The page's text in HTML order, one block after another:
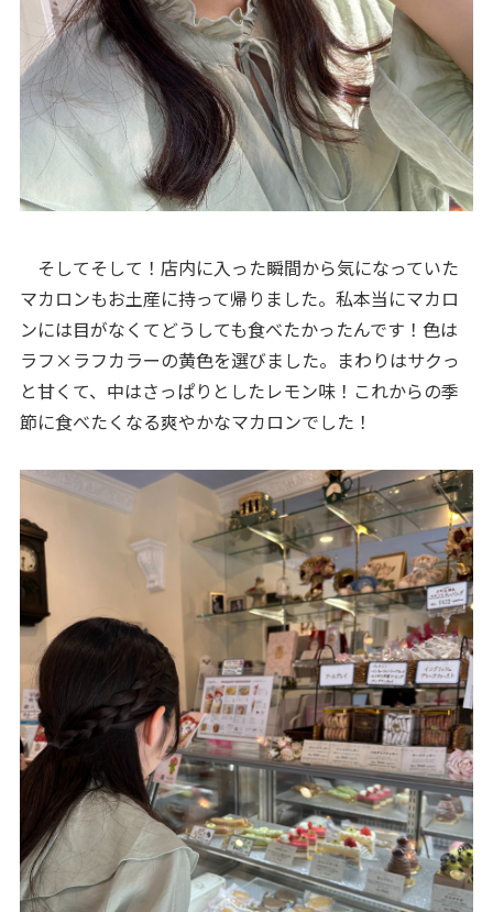
そしてそして！店内に入った瞬間から気になっていた
マカロンもお土産に持って帰りました。私本当にマカロ
ンには目がなくてどうしても食べたかったんです！色は
ラフ×ラフカラーの黄色を選びました。まわりはサクっ
と甘くて、中はさっぱりとしたレモン味！これからの季
節に食べたくなる爽やかなマカロンでした！